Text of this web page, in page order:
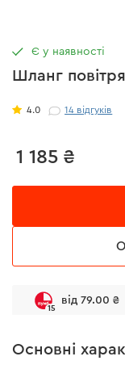
Шланг
4.0 14 відгуків
1 185 ₴
15
від 79.00 ₴
Є у наявності
Основні